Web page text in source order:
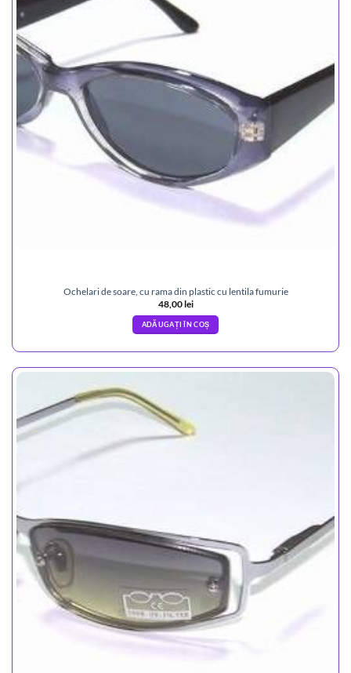
Ochelari de soare, cu rama din plastic cu lentila fumurie
48,00lei
ADĂUGAȚI ÎN COȘ